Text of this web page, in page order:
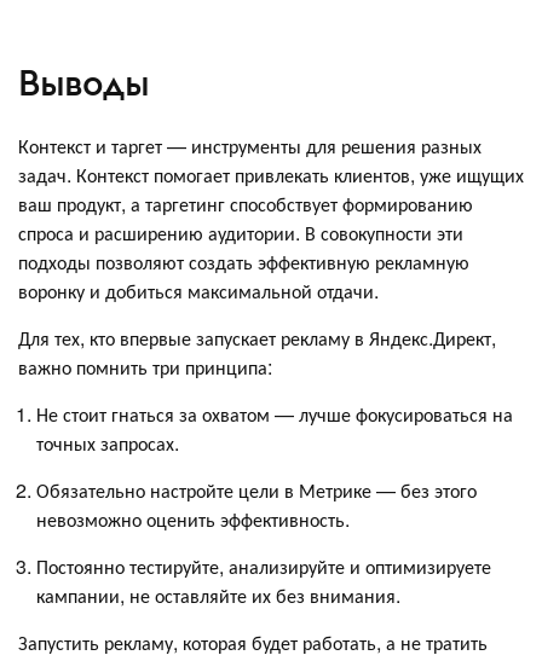
Выводы
Контекст и таргет — инструменты для решения разных
задач. Контекст помогает привлекать клиентов, уже ищущих
ваш продукт, а таргетинг способствует формированию
спроса и расширению аудитории. В совокупности эти
подходы позволяют создать эффективную рекламную
воронку и добиться максимальной отдачи.
Для тех, кто впервые запускает рекламу в Яндекс.Директ,
важно помнить три принципа:
Не стоит гнаться за охватом — лучше фокусироваться на
точных запросах.
Обязательно настройте цели в Метрике — без этого
невозможно оценить эффективность.
Постоянно тестируйте, анализируйте и оптимизируете
кампании, не оставляйте их без внимания.
Запустить рекламу, которая будет работать, а не тратить